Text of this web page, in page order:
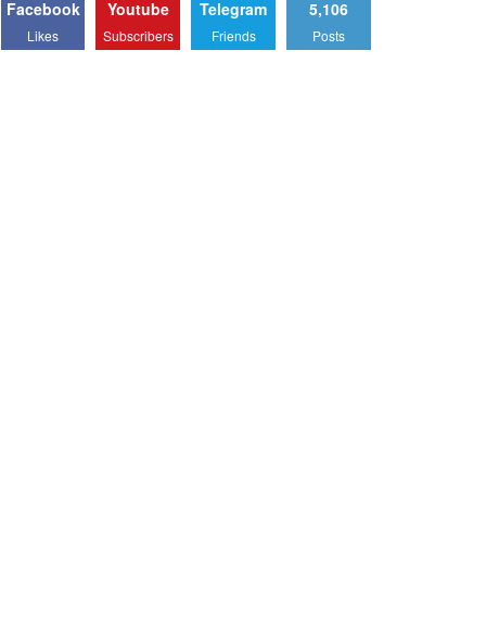
Facebook
Likes
Youtube
Subscribers
Telegram
Friends
5,106
Posts